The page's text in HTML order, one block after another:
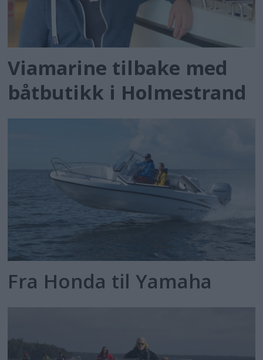
Viamarine tilbake med
båtbutikk i Holmestrand
Fra Honda til Yamaha